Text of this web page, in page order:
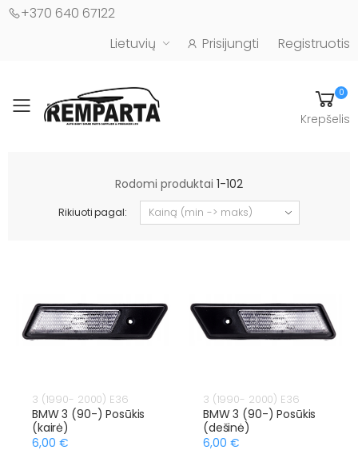
+370 640 67122
Lietuvių
Prisijungti Registruotis
Toggle mobile menu
0
Krepšelis
Rodomi produktai 1-102
Rikiuoti pagal:
3 (1990- 2000) E36
BMW 3 (90-) Posūkis
(kairė)
6,00 €
3 (1990- 2000) E36
BMW 3 (90-) Posūkis
(dešinė)
6,00 €